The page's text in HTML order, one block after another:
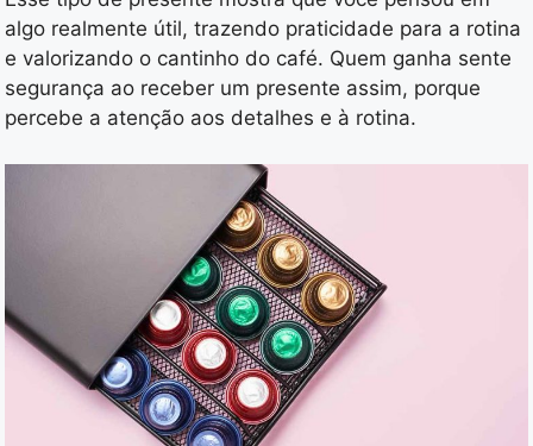
algo realmente útil, trazendo praticidade para a rotina
e valorizando o cantinho do café. Quem ganha sente
segurança ao receber um presente assim, porque
percebe a atenção aos detalhes e à rotina.